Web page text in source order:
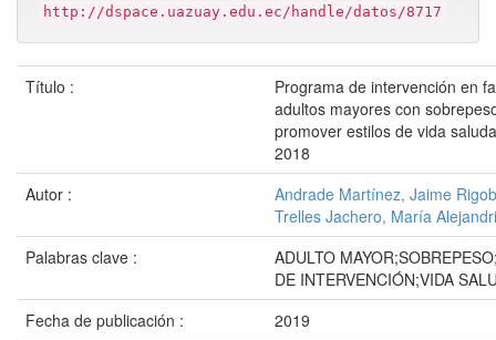
http://dspace.uazuay.edu.ec/handle/datos/8717
Título :
Programa de intervención en
adultos mayores con
promover estilos de vida
2018
Autor :
Andrade Martínez, Jaime
Trelles Jachero, María
Palabras clave :
ADULTO
DE INTERVENCIÓN;VIDA
Fecha de publicación :
2019